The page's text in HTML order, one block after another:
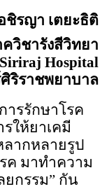
ชิรญา เตยะธิติ
วิชารังสีวิทยา
Hospital
ริราชพยาบาล
ารรักษาโรค
ให้ยาเคมี
ากหลายรูป
มาทำความ
ยกรรม” กัน